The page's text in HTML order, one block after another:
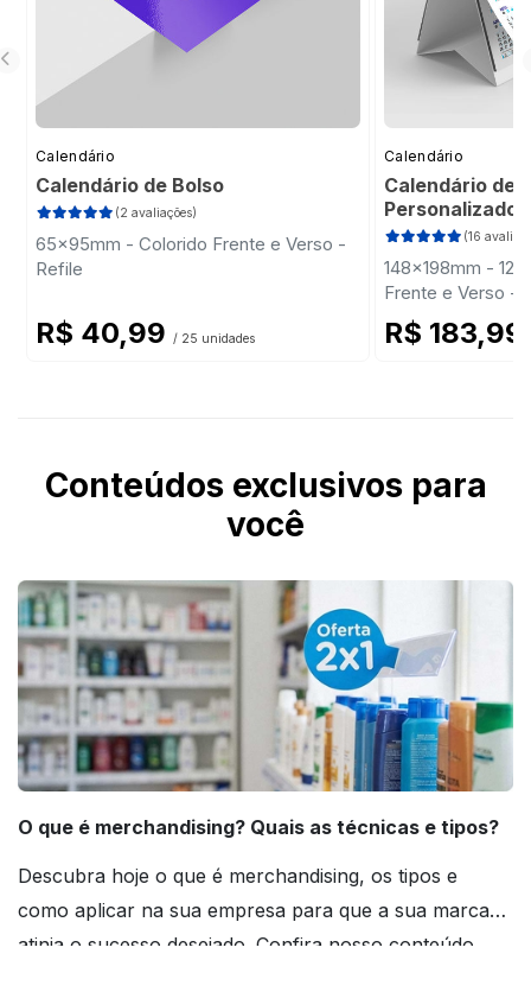
Calendário
Calendário de Bolso
(2 avaliações)
65x95mm - Colorido Frente e Verso -
Refile
R$ 40,99 / 25 unidades
Calendário
Calendário de
Personalizado
(16
148x198mm - 12
Frente e Verso -
Triplex 300g -
R$ 183,99
Conteúdos exclusivos para
você
O que é merchandising? Quais as técnicas e tipos?
Descubra hoje o que é merchandising, os tipos e
como aplicar na sua empresa para que a sua marca
atinja o sucesso desejado. Confira nosso conteúdo